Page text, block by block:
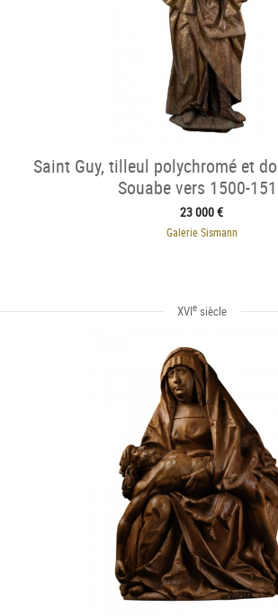
Saint Guy, tilleul polychromé et
Souabe vers 1500-
23 000 €
Galerie Sismann
XVIesiècle